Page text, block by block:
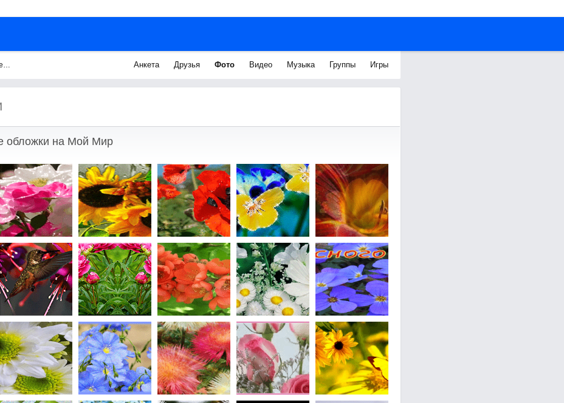
Татьяна Тимофеева Анкета Друзья Фото Видео Музыка Группы Игры
обложки на Мой Мир